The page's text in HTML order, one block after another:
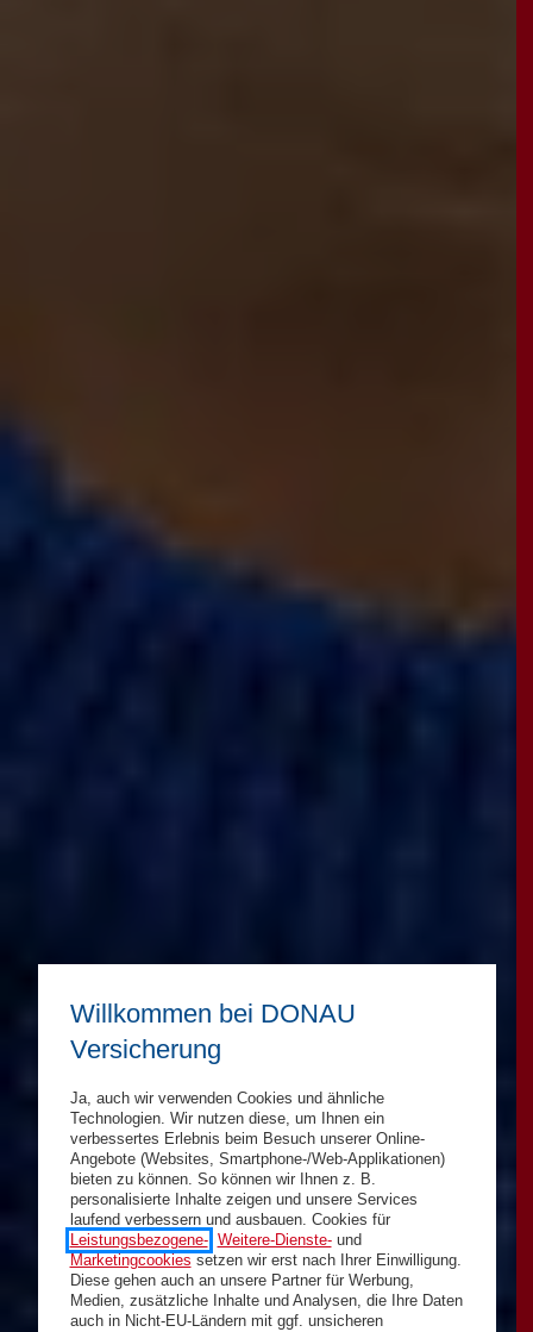
Willkommen bei DONAU
Versicherung
Ja, auch wir verwenden Cookies und ähnliche
Technologien. Wir nutzen diese, um Ihnen ein
verbessertes Erlebnis beim Besuch unserer Online-
Angebote (Websites, Smartphone-/Web-Applikationen)
bieten zu können. So können wir Ihnen z. B.
personalisierte Inhalte zeigen und unsere Services
laufend verbessern und ausbauen. Cookies für
Leistungsbezogene-, Weitere-Dienste-und
Marketingcookies setzen wir erst nach Ihrer Einwilligung.
Diese gehen auch an unsere Partner für Werbung,
Medien, zusätzliche Inhalte und Analysen, die Ihre Daten
auch in Nicht-EU-Ländern mit ggf. unsicheren